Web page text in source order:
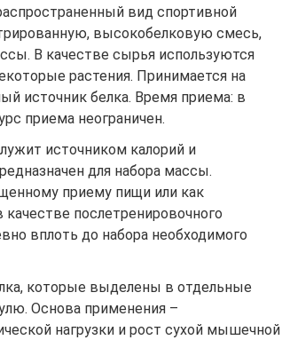
вид спортивной
высокобелковую смесь,
В качестве сырья используются
растения. Принимается на
источник белка. Время приема: в
приема неограничен.
источником калорий и
для набора массы.
приему пищи или как
послетренировочного
вплоть до набора необходимого
которые выделены в отдельные
Основа применения –
нагрузки и рост сухой мышечной